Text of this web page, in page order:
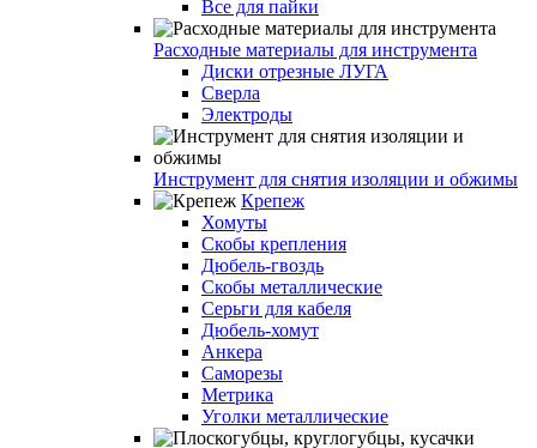
Все для пайки
Расходные материалы для инструмента
Диски отрезные ЛУГА
Сверла
Электроды
Инструмент для снятия изоляции и обжимы
Крепеж
Хомуты
Скобы крепления
Дюбель-гвоздь
Скобы металлические
Серьги для кабеля
Дюбель-хомут
Анкера
Саморезы
Метрика
Уголки металлические